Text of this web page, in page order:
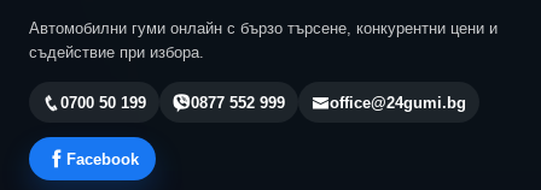
Автомобилни гуми онлайн с бързо търсене, конкурентни цени и
съдействие при избора.
0700 50 199 0877 552 999 office@24gumi.bg
Facebook